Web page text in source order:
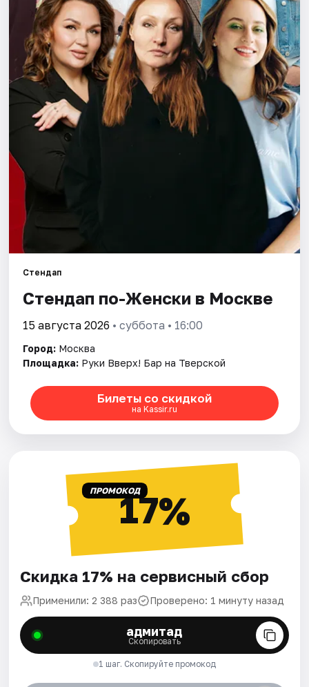
Города
Площадки
Артисты
Рейтинги
Стендап
Стендап по-Женски в Москве
15 августа 2026 • суббота • 16:00
Город: Москва
Площадка: Руки Вверх! Бар на Тверской
Билеты со скидкой
на Kassir.ru
ПРОМОКОД17%
Скидка 17% на сервисный сбор
Применили: 2 388 раз Проверено: 1 минуту назад
адмитад
Скопировать
1 шаг. Скопируйте промокод